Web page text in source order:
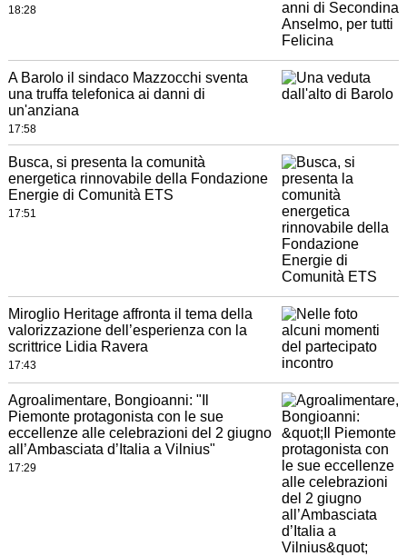
18:28
A Barolo il sindaco Mazzocchi sventa
una truffa telefonica ai danni di
un'anziana
17:58
Busca, si presenta la comunità
energetica rinnovabile della Fondazione
Energie di Comunità ETS
17:51
Miroglio Heritage affronta il tema della
valorizzazione dell’esperienza con la
scrittrice Lidia Ravera
17:43
Agroalimentare, Bongioanni: "Il
Piemonte protagonista con le sue
eccellenze alle celebrazioni del 2 giugno
all’Ambasciata d’Italia a Vilnius"
17:29